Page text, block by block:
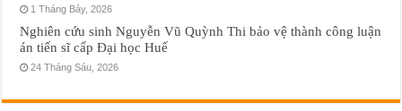
1 Tháng Bảy, 2026
Nghiên cứu sinh Nguyễn Vũ Quỳnh Thi bảo vệ thành công luận
án tiến sĩ cấp Đại học Huế
24 Tháng Sáu, 2026